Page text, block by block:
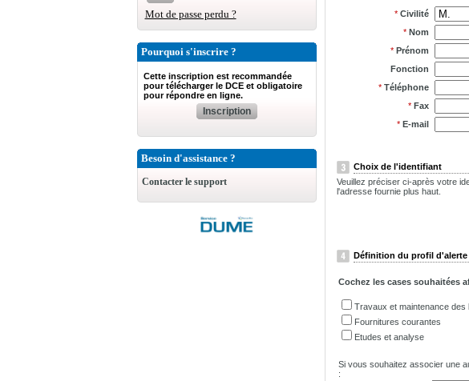
Mot de passe perdu ?
Pourquoi s'inscrire ?
Cette inscription est recommandée
pour télécharger le DCE et obligatoire
pour répondre en ligne.
Inscription
Besoin d'assistance ?
Contacter le support
* Civilité
* Nom
* Prénom
Fonction
* Téléphone
* Fax
* E-mail
Choix de l'identifiant
Veuillez préciser ci-après votre
l'adresse fournie plus haut.
Définition du profil
Cochez les cases souhaitées
Travaux et maintenance des
Fournitures courantes
Etudes et analyse
Si vous souhaitez associer une
: